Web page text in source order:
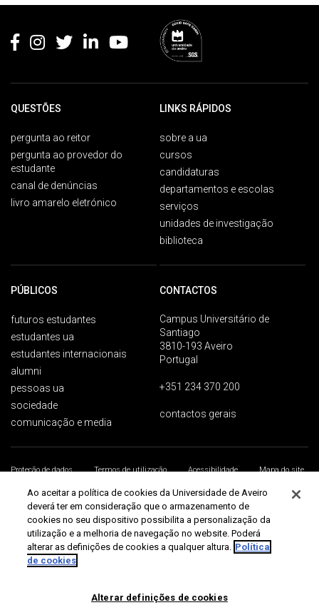
QUESTÕES
pergunta ao reitor
pergunta ao provedor do
estudante
canal de denúncias
livro amarelo eletrónico
LINKS RÁPIDOS
sobre a ua
cursos
candidaturas
departamentos e escolas
serviços
unidades de investigação
biblioteca
PÚBLICOS
futuros estudantes
estudantes ua
estudantes internacionais
alumni
pessoas ua
sociedade
comunicação e media
CONTACTOS
Campus Universitário de
Santiago
3810-193 Aveiro
Portugal
+351 234 370 200
contactos gerais
Proteção de dados Termos de utilização Acessibilidade
Mapa do site
Universidade de Aveiro 2026
Ao aceitar a política de cookies da Universidade de Aveiro
deverá ter em consideração que o armazenamento de
cookies no seu dispositivo possibilita a personalização da
utilização e a melhoria de navegação no website. Poderá
alterar as definições de cookies a qualquer altura. Política
de cookies
Alterar definições de cookies